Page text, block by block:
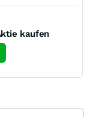
kaufen